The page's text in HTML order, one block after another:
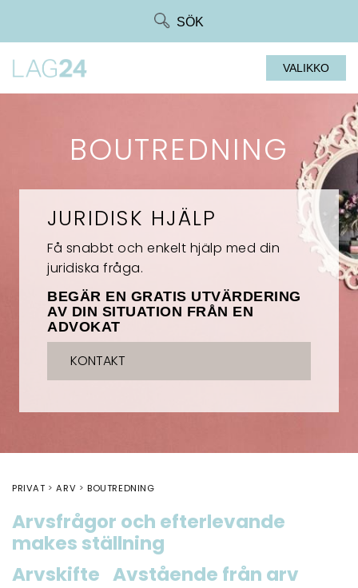
SÖK
VALIKKO
BOUTREDNING
JURIDISK HJÄLP
Få snabbt och enkelt hjälp med din
juridiska fråga.
BEGÄR EN GRATIS UTVÄRDERING
AV DIN SITUATION FRÅN EN
ADVOKAT
KONTAKT
PRIVAT ARV BOUTREDNING
Arvsfrågor och efterlevande
makes ställning
Arvskifte Avstående från arv